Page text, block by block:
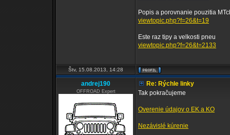
Popis a porovnanie pouzitia
viewtopic.php?f=26&t=19
Este raz tipy a velkosti pneu
viewtopic.php?f=26&t=2133
Štv, 15.08.2013, 14:28
andrej190
OFFROAD Expert
Re: Rýchle linky
Tak pokračujeme
Overenie údajov o EK a KO
Nezávislé kúrenie